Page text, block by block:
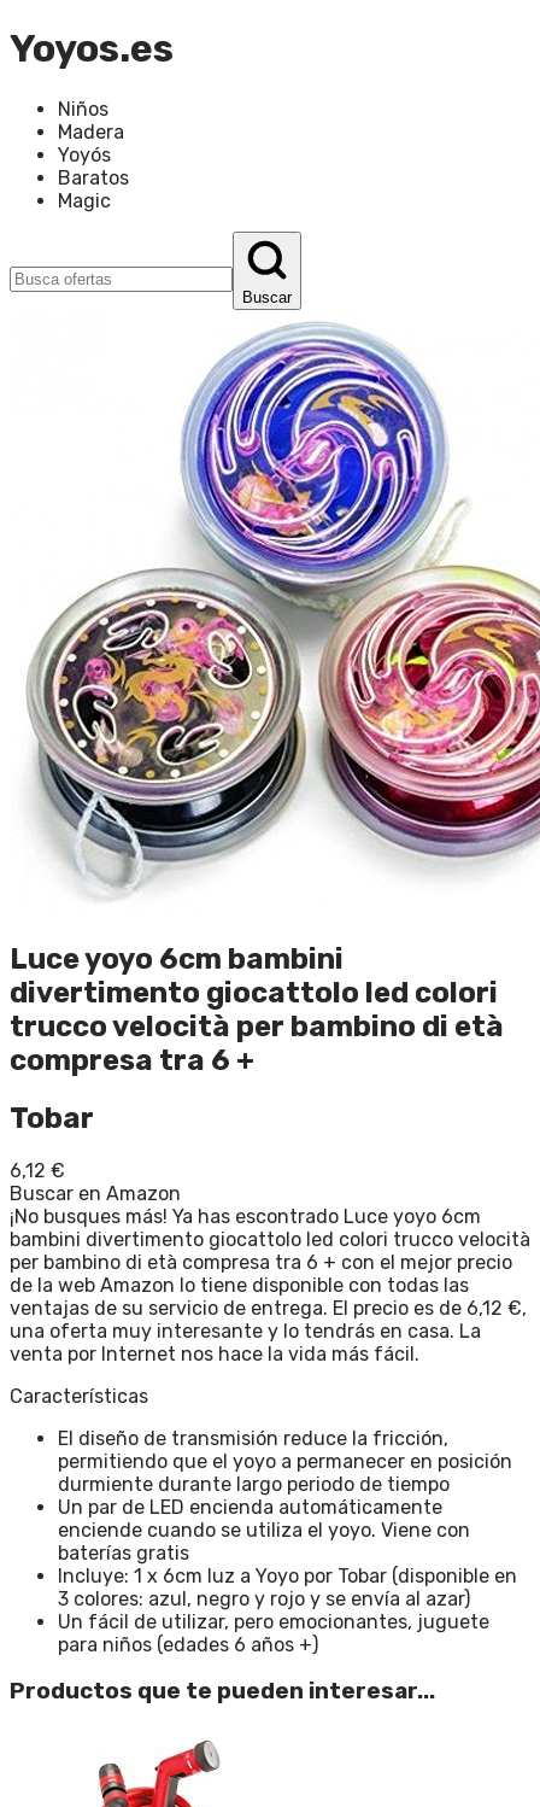
Yoyos.es
Niños
Madera
Yoyós
Baratos
Magic
Buscar
Luce yoyo 6cm bambini
divertimento giocattolo led colori
trucco velocità per bambino di età
compresa tra 6 +
Tobar
6,12 €
Buscar en Amazon
¡No busques más! Ya has escontrado Luce yoyo 6cm
bambini divertimento giocattolo led colori trucco velocità
per bambino di età compresa tra 6 + con el mejor precio
de la web Amazon lo tiene disponible con todas las
ventajas de su servicio de entrega. El precio es de 6,12 €,
una oferta muy interesante y lo tendrás en casa. La
venta por Internet nos hace la vida más fácil.
Características
El diseño de transmisión reduce la fricción,
permitiendo que el yoyo a permanecer en posición
durmiente durante largo periodo de tiempo
Un par de LED encienda automáticamente
enciende cuando se utiliza el yoyo. Viene con
baterías gratis
Incluye: 1 x 6cm luz a Yoyo por Tobar (disponible en
3 colores: azul, negro y rojo y se envía al azar)
Un fácil de utilizar, pero emocionantes, juguete
para niños (edades 6 años +)
Productos que te pueden interesar...